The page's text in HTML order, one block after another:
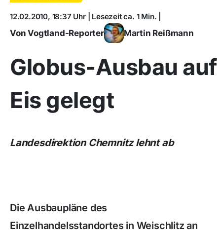
12.02.2010, 18:37 Uhr | Lesezeit ca. 1 Min. |
Von Vogtland-Reporter Martin Reißmann
Globus-Ausbau auf
Eis gelegt
Landesdirektion Chemnitz lehnt ab
Die Ausbaupläne des
Einzelhandelsstandortes in Weischlitz an